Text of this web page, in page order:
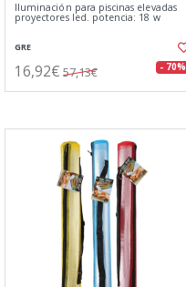
Iluminación para piscinas elevadas
proyectores led. potencia: 18 w
GRE
16,92€ 57,13€ - 70%